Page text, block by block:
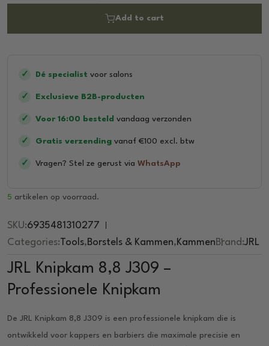
d
Add to cart
✓ Dé specialist voor salons
✓ Exclusieve B2B-producten
✓ Voor 16:00 besteld vandaag verzonden
✓ Gratis verzending vanaf €100 excl. btw
✓ Vragen? Stel ze gerust via WhatsApp
5 artikelen op voorraad.
SKU:6935481310277
Categories:Tools,Borstels & Kammen,KammenBrand:JRL
JRL Knipkam 8,8 J309 –
Professionele Knipkam
De JRL Knipkam 8,8 J309 is een professionele knipkam die is
ontwikkeld voor kappers en barbiers die maximale precisie en